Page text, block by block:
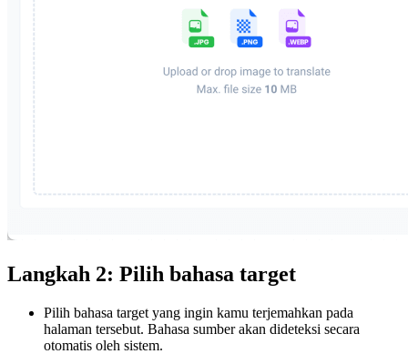
Langkah 2: Pilih bahasa target
Pilih bahasa target yang ingin kamu terjemahkan pada
halaman tersebut. Bahasa sumber akan dideteksi secara
otomatis oleh sistem.